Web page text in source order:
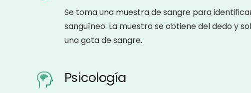
Se toma una muestra de sangre para
sanguíneo. La muestra se obtiene del dedo y
una gota de sangre.
Psicología